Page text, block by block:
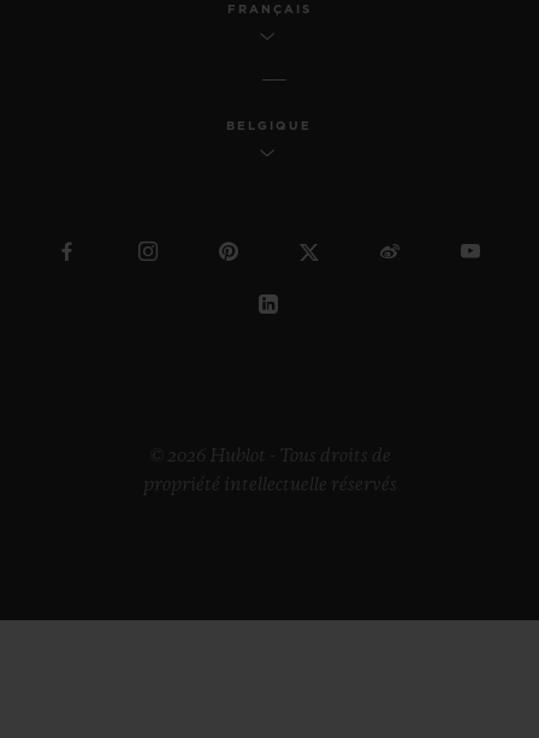
FRANÇAIS
BELGIQUE
© 2026 Hublot - Tous droits de
propriété intellectuelle réservés